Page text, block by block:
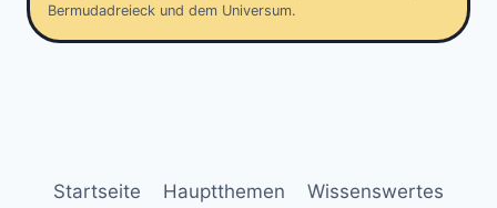
Bermudadreieck und dem Universum.
Startseite Hauptthemen Wissenswertes